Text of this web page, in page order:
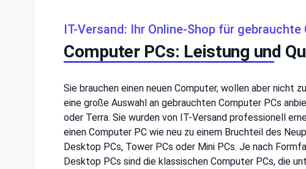
IT-Versand: Ihr Online-Shop für gebrauchte
Computer PCs: Leistung und
Sie brauchen einen neuen Computer, wollen aber nicht
eine große Auswahl an gebrauchten Computer PCs
oder Terra. Sie wurden von IT-Versand professionell
einen Computer PC wie neu zu einem Bruchteil des
Desktop PCs, Tower PCs oder Mini PCs. Je nach
Desktop PCs sind die klassischen Computer PCs, die